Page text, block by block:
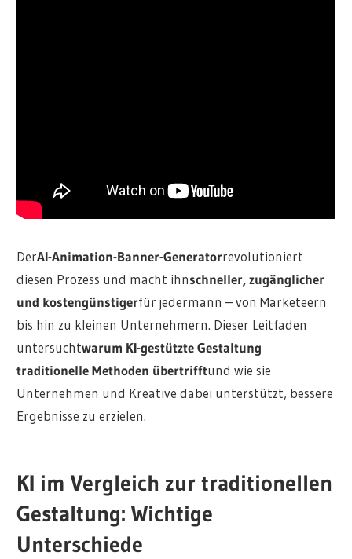
DerAI-Animation-Banner-Generatorrevolutioniert
diesen Prozess und macht ihnschneller, zugänglicher
und kostengünstigerfür jedermann – von Marketeern
bis hin zu kleinen Unternehmern. Dieser Leitfaden
untersuchtwarum KI-gestützte Gestaltung
traditionelle Methoden übertrifftund wie sie
Unternehmen und Kreative dabei unterstützt, bessere
Ergebnisse zu erzielen.
KI im Vergleich zur traditionellen
Gestaltung: Wichtige
Unterschiede